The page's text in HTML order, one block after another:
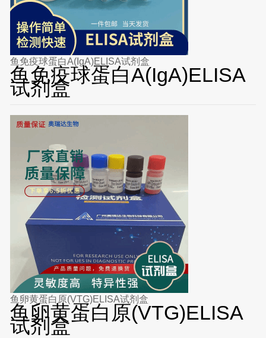
鱼免疫球蛋白A(IgA)ELISA试剂盒
鱼免疫球蛋白A(IgA)ELISA
试剂盒
鱼卵黄蛋白原(VTG)ELISA试剂盒
鱼卵黄蛋白原(VTG)ELISA
试剂盒